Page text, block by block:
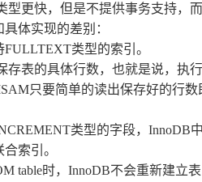
型更快，但是不提供事务支持，
体实现的差别：
类型的索引。
的具体行数，也就是说，执行
只要简单的读出保存好的行
类型的字段，InnoDB中
索引。
时，InnoDB不会重新建立表